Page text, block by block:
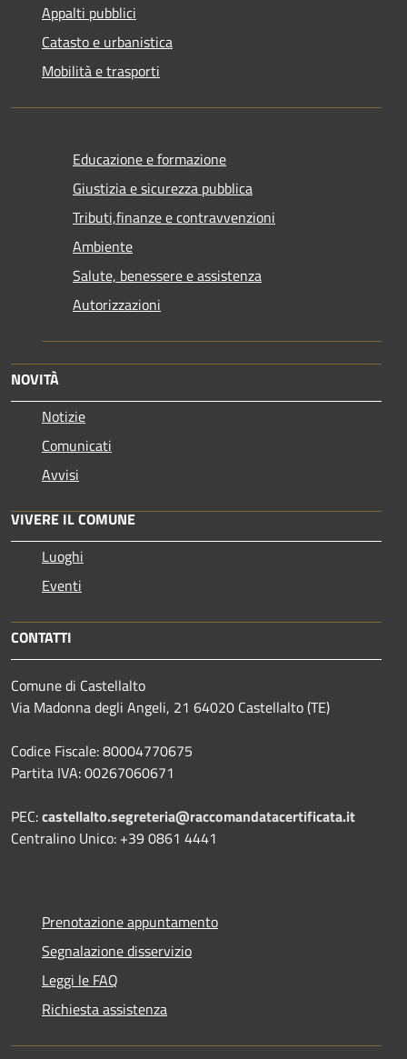
Appalti pubblici
Catasto e urbanistica
Mobilità e trasporti
Educazione e formazione
Giustizia e sicurezza pubblica
Tributi,finanze e contravvenzioni
Ambiente
Salute, benessere e assistenza
Autorizzazioni
NOVITÀ
Notizie
Comunicati
Avvisi
VIVERE IL COMUNE
Luoghi
Eventi
CONTATTI
Comune di Castellalto
Via Madonna degli Angeli, 21 64020 Castellalto (TE)
Codice Fiscale: 80004770675
Partita IVA: 00267060671
PEC:castellalto.segreteria@raccomandatacertificata.it
Centralino Unico: +39 0861 4441
Prenotazione appuntamento
Segnalazione disservizio
Leggi le FAQ
Richiesta assistenza